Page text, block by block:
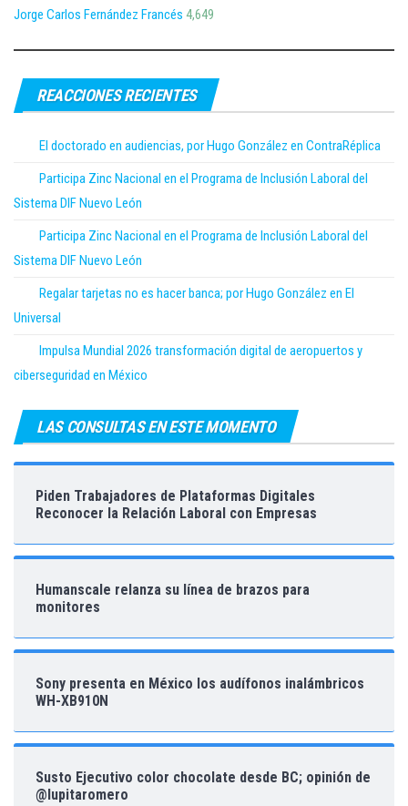
Jorge Carlos Fernández Francés 4,649
REACCIONES RECIENTES
El doctorado en audiencias, por Hugo González en ContraRéplica
Participa Zinc Nacional en el Programa de Inclusión Laboral del
Sistema DIF Nuevo León
Participa Zinc Nacional en el Programa de Inclusión Laboral del
Sistema DIF Nuevo León
Regalar tarjetas no es hacer banca; por Hugo González en El
Universal
Impulsa Mundial 2026 transformación digital de aeropuertos y
ciberseguridad en México
LAS CONSULTAS EN ESTE MOMENTO
Piden Trabajadores de Plataformas Digitales
Reconocer la Relación Laboral con Empresas
Humanscale relanza su línea de brazos para
monitores
Sony presenta en México los audífonos inalámbricos
WH-XB910N
Susto Ejecutivo color chocolate desde BC; opinión de
@lupitaromero